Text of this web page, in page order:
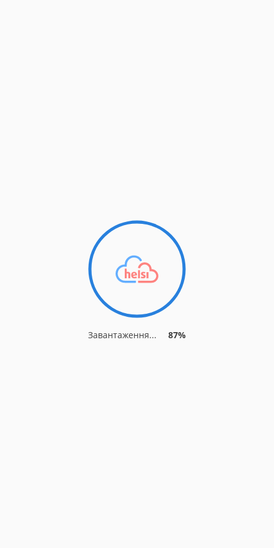
Завантаження... 87%